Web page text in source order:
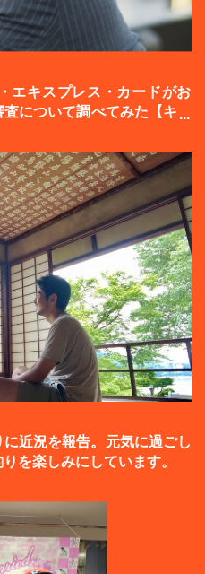
エキスプレス・カードがお
について調べてみた【キャ
近況を報告。元気に過ごし
を楽しみにしています。